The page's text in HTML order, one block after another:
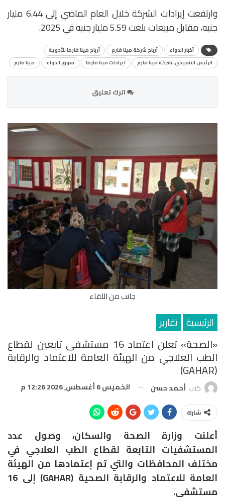
وارتفعت إيرادات الشركة خلال العام الماضي إلى 6.44 مليار
جنيه، مقابل مبيعات بلغت 5.59 مليار جنيه في 2025.
أخبار الدواء أرباح شركة مينا فارم
أرباح مينا فارما للأدوية
الرئيس التنفيذي لشركة مينا فارم
ايرادات مينا فارما سوق الدواء مينا فارم
اترك تعليق
جانب من اللقاء
الرئيسية تقارير
«الصحة» تعلن اعتماد 16 مستشفى تابعين لقطاع
الطب العلاجي من الهيئة العامة للاعتماد والرقابة
(GAHAR)
كتب أحمد حسن الخميس 6 أغسطس, 2026 12:26 م
شارك
أعلنت وزارة الصحة والسكان، وصول عدد
المستشفيات التابعة لقطاع الطب العلاجي في
مختلف المحافظات والتي تم إعتمادها من الهيئة
العامة للاعتماد والرقابة الصحية (GAHAR) إلى 16
مستشفى.